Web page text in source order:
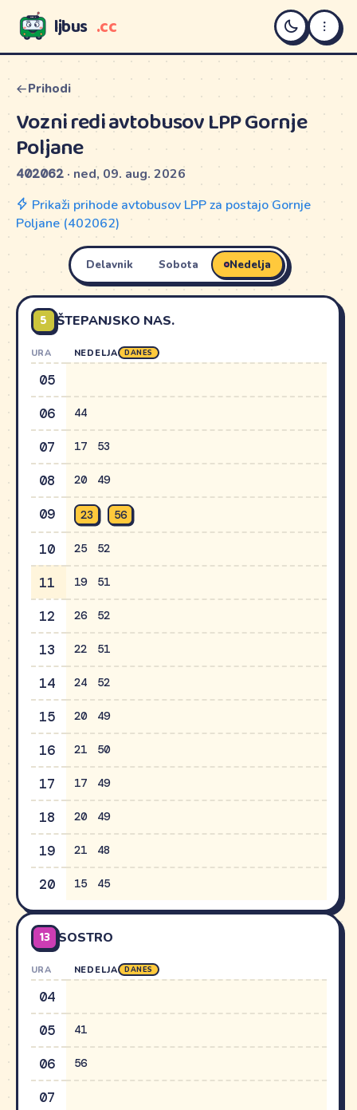
LJBUS ljbus .cc
Prihodi
Vozni redi avtobusov LPP Gornje
Poljane
402062 · ned, 09. aug. 2026
Prikaži prihode avtobusov LPP za postajo Gornje
Poljane (402062)
Delavnik Sobota Nedelja
5 ŠTEPANJSKO NAS.
URA NEDELJA DANES
05
06
44
07 17 53
08 20 49
09 23 56
10 25 52
11 19 51
12 26 52
13 22 51
14 24 52
15 20 49
16 21 50
17 17 49
18 20 49
19 21 48
20 15 45
13 SOSTRO
URA NEDELJA DANES
04
05
41
06 56
07